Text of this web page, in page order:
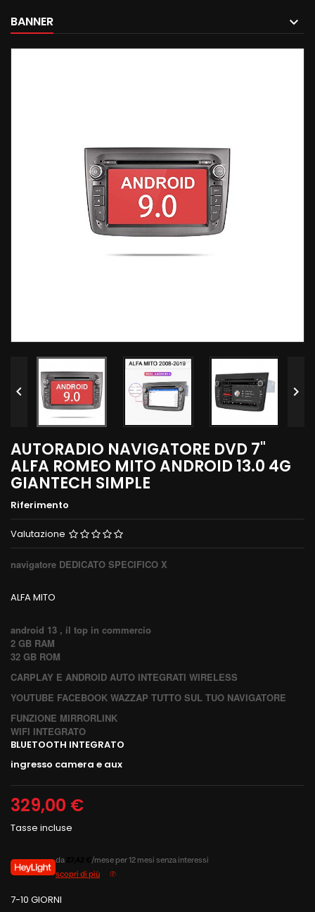
BANNER
 
AUTORADIO NAVIGATORE DVD 7"
ALFA ROMEO MITO ANDROID 13.0 4G
GIANTECH SIMPLE
Riferimento
Valutazione
navigatore DEDICATO SPECIFICO X
ALFA MITO
android 13 , il top in commercio
2 GB RAM
32 GB ROM
CARPLAY E ANDROID AUTO INTEGRATI WIRELESS
YOUTUBE FACEBOOK WAZZAP TUTTO SUL TUO NAVIGATORE
FUNZIONE MIRRORLINK
WIFI INTEGRATO
BLUETOOTH INTEGRATO
ingresso camera e aux
329,00 €
Tasse incluse
da
/mese per 12 mesi senza interessi
scopri di più
7-10 GIORNI